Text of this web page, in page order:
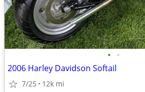
• •
2006 Harley Davidson Softail
7/25 12k mi